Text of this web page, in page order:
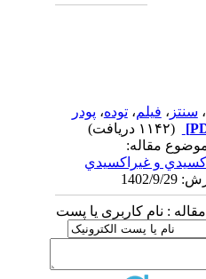
سنتز، فیلم،توده،پودر
مقاله:
و غيراكسيدي
: نام کاربری یا پست